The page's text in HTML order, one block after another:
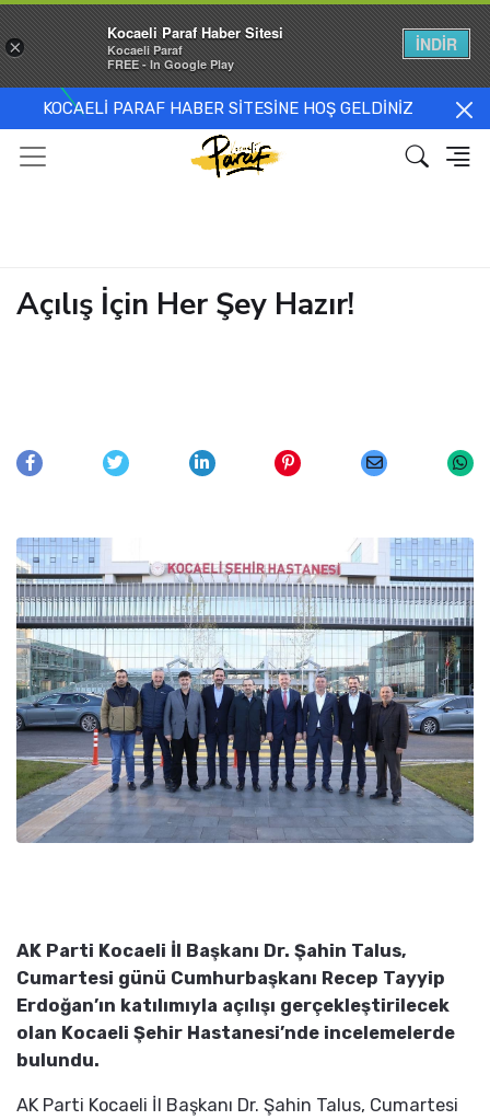
KOCAELİ PARAF HABER SİTESİNE HOŞ GELDİNİZ
Açılış İçin Her Şey Hazır!
AK Parti Kocaeli İl Başkanı Dr. Şahin Talus,
Cumartesi günü Cumhurbaşkanı Recep Tayyip
Erdoğan’ın katılımıyla açılışı gerçekleştirilecek
olan Kocaeli Şehir Hastanesi’nde incelemelerde
bulundu.
AK Parti Kocaeli İl Başkanı Dr. Şahin Talus, Cumartesi
×
Kocaeli Paraf Haber Sitesi
Kocaeli Paraf
FREE - In Google Play
İNDİR